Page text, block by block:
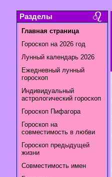
Разделы
Главная страница
Гороскоп на 2026 год
Лунный календарь 2026
Ежедневный лунный
гороскоп
Индивидуальный
астрологический гороскоп
Гороскоп Пифагора
Гороскоп на
совместимость в любви
Гороскоп предыдущей
жизни
Совместимость имен